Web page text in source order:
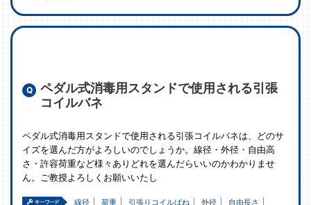
ペダル式消毒用スタンドで使用される引張
コイルバネ
ペダル式消毒用スタンドで使用される引張コイルバネは、どのサ
イズを選んだ方がよろしいのでしょうか。線径・外径・自由高
さ・許容荷重など様々ありどれを選んだらいいのかわかりませ
ん。ご教授よろしくお願いいたし
線径 荷重 引張りコイルばね 外径
自由長さ